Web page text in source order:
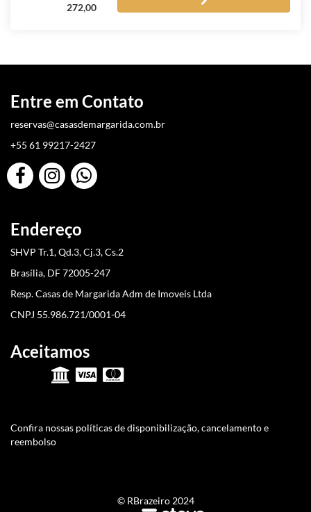
272,00
Entre em Contato
reservas@casasdemargarida.com.br
+55 61 99217-2427
Endereço
SHVP Tr.1, Qd.3, Cj.3, Cs.2
Brasília, DF 72005-247
Resp. Casas de Margarida Adm de Imoveis Ltda
CNPJ 55.986.721/0001-04
Aceitamos
Confira nossas políticas de disponibilização, cancelamento e
reembolso
© RBrazeiro 2024